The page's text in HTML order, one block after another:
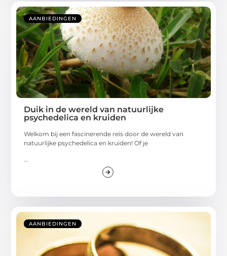
AANBIEDINGEN
Duik in de wereld van natuurlijke
psychedelica en kruiden
Welkom bij een fascinerende reis door de wereld van
natuurlijke psychedelica en kruiden! Of je
...
AANBIEDINGEN